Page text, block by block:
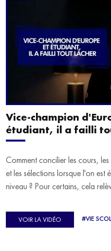
Vice-champion
étudiant, il a failli
Comment concilier les cours,
et les sélections lorsque l'on est
niveau ? Pour certains, cela
d'Europe de Horse-ball, qui a
avant de trouver un nouvel
VOIR LA VIDÉO #VIE